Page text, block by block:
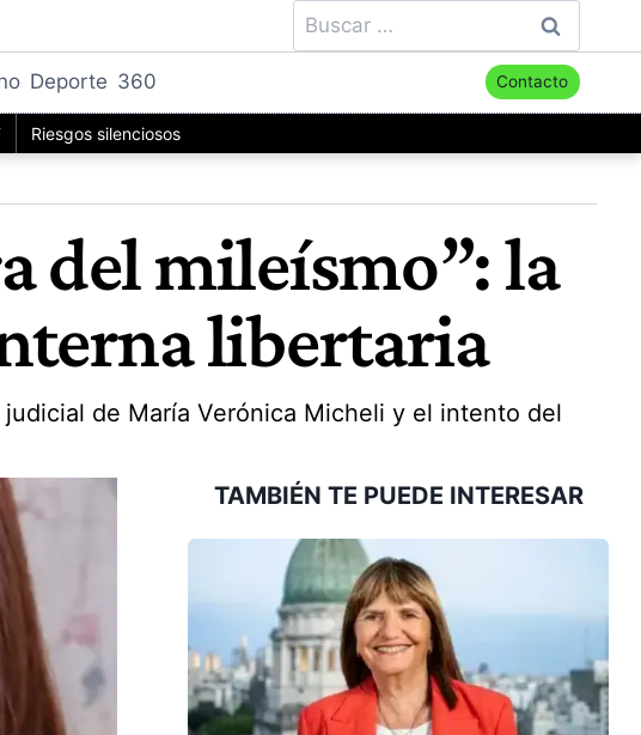
Buscar:
Deporte 360 Contacto
Riesgos silenciosos
del mileísmo”: la
libertaria
de María Verónica Micheli y el intento del
TAMBIÉN TE PUEDE INTERESAR